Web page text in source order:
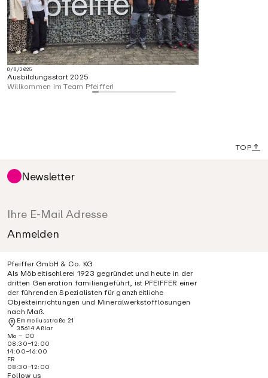
8/8/2025
Ausbildungsstart 2025
Willkommen im Team Pfeiffer!
TOP
Newsletter
Pfeiffer GmbH & Co. KG
Als Möbeltischlerei 1923 gegründet und heute in der
dritten Generation familiengeführt, ist PFEIFFER einer
der führenden Spezialisten für ganzheitliche
Objekteinrichtungen und Mineralwerkstofflösungen
nach Maß.
Emmeliusstraße 21
35614 Aßlar
Mo – DO
08:30–12:00
14:00–16:00
FR
08:30–12:00
Follow us